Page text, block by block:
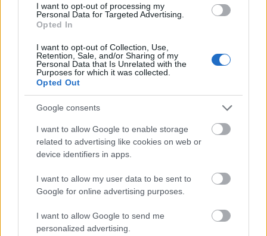
I want to opt-out of processing my
Personal Data for Targeted Advertising.
Opted In
I want to opt-out of Collection, Use,
Retention, Sale, and/or Sharing of my
Personal Data that Is Unrelated with the
Purposes for which it was collected.
Opted Out
Google consents
I want to allow Google to enable storage
related to advertising like cookies on web or
device identifiers in apps.
I want to allow my user data to be sent to
Google for online advertising purposes.
I want to allow Google to send me
personalized advertising.
A Magyar Táncfesztivál 1998 – óta a
fővárosban zajló Budapest Táncfesztivál
mellett a hazai táncművészet legnagyobb
seregszemléje, amely az elmúlt egy év
legjelentősebb alkotásait, figyelemre méltó
kísérletező darabjait, újításait vonultatja fel. A
közönség és az alkotók, előadók és
kritikusok, elméleti szakemberek, szakmai
szervezetek találkozási pontja, amely a
művek koncentrált befogadásán kívül évről-
évre lehetőséget kínál az alkotói szándékok
problémáinak megvitatására is. A rendezvény
ideje alatt a műfaj széles palettája mutatkozik
be a klasszikus, valamint kortárs stílusoktól
kezdve a néptáncon és élménytáncon át, a